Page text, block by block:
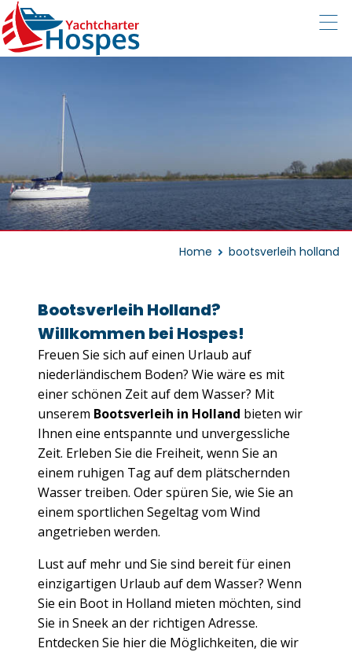
Home bootsverleih holland
Bootsverleih Holland?
Willkommen bei Hospes!
Freuen Sie sich auf einen Urlaub auf
niederländischem Boden? Wie wäre es mit
einer schönen Zeit auf dem Wasser? Mit
unserem Bootsverleih in Holland bieten wir
Ihnen eine entspannte und unvergessliche
Zeit. Erleben Sie die Freiheit, wenn Sie an
einem ruhigen Tag auf dem plätschernden
Wasser treiben. Oder spüren Sie, wie Sie an
einem sportlichen Segeltag vom Wind
angetrieben werden.
Lust auf mehr und Sie sind bereit für einen
einzigartigen Urlaub auf dem Wasser? Wenn
Sie ein Boot in Holland mieten möchten, sind
Sie in Sneek an der richtigen Adresse.
Entdecken Sie hier die Möglichkeiten, die wir